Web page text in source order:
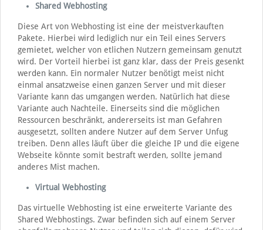
Shared Webhosting
Diese Art von Webhosting ist eine der meistverkauften
Pakete. Hierbei wird lediglich nur ein Teil eines Servers
gemietet, welcher von etlichen Nutzern gemeinsam genutzt
wird. Der Vorteil hierbei ist ganz klar, dass der Preis gesenkt
werden kann. Ein normaler Nutzer benötigt meist nicht
einmal ansatzweise einen ganzen Server und mit dieser
Variante kann das umgangen werden. Natürlich hat diese
Variante auch Nachteile. Einerseits sind die möglichen
Ressourcen beschränkt, andererseits ist man Gefahren
ausgesetzt, sollten andere Nutzer auf dem Server Unfug
treiben. Denn alles läuft über die gleiche IP und die eigene
Webseite könnte somit bestraft werden, sollte jemand
anderes Mist machen.
Virtual Webhosting
Das virtuelle Webhosting ist eine erweiterte Variante des
Shared Webhostings. Zwar befinden sich auf einem Server